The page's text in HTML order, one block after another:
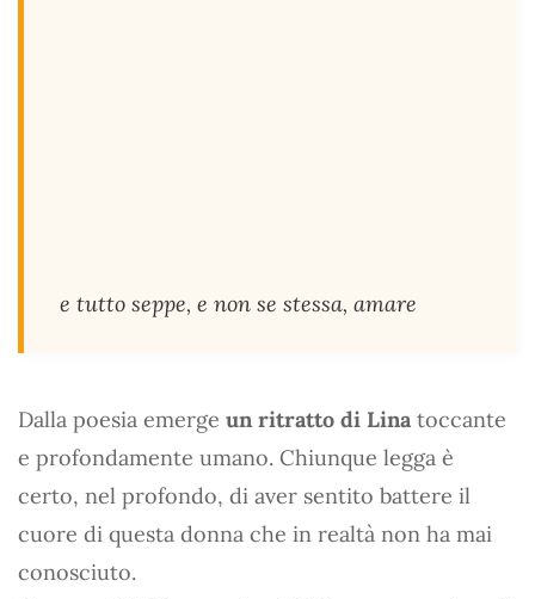
e tutto seppe, e non se stessa, amare
Dalla poesia emerge un ritratto di Lina toccante
e profondamente umano. Chiunque legga è
certo, nel profondo, di aver sentito battere il
cuore di questa donna che in realtà non ha mai
conosciuto.